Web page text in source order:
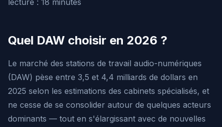
lecture : 18 minutes
Quel DAW choisir en 2026 ?
Le marché des stations de travail audio-numériques
(DAW) pèse entre 3,5 et 4,4 milliards de dollars en
2025 selon les estimations des cabinets spécialisés, et
ne cesse de se consolider autour de quelques acteurs
dominants — tout en s'élargissant avec de nouvelles